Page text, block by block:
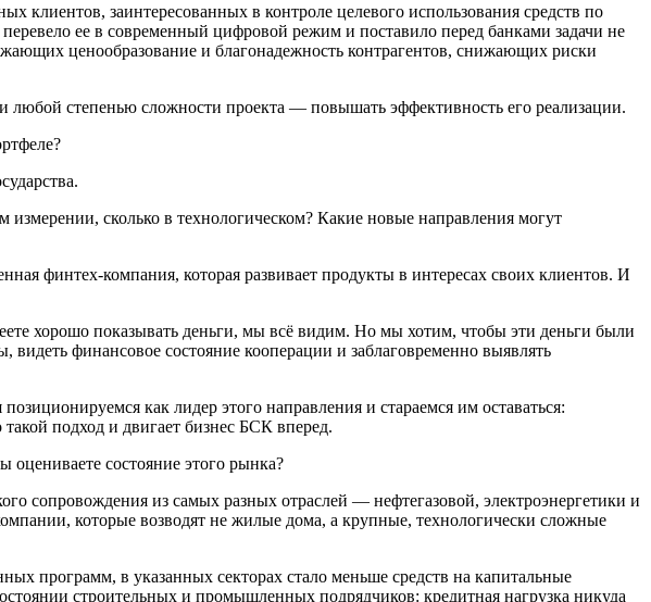
клиентов, заинтересованных в контроле целевого использования средств по
ее в современный цифровой режим и поставило перед банками задачи не
ценообразование и благонадежность контрагентов, снижающих риски
степенью сложности проекта — повышать эффективность его реализации.
сколько в технологическом? Какие новые направления могут
финтех-компания, которая развивает продукты в интересах своих клиентов. И
хорошо показывать деньги, мы всё видим. Но мы хотим, чтобы эти деньги были
финансовое состояние кооперации и заблаговременно выявлять
как лидер этого направления и стараемся им оставаться:
подход и двигает бизнес БСК вперед.
состояние этого рынка?
сопровождения из самых разных отраслей — нефтегазовой, электроэнергетики и
которые возводят не жилые дома, а крупные, технологически сложные
программ, в указанных секторах стало меньше средств на капитальные
строительных и промышленных подрядчиков: кредитная нагрузка никуда